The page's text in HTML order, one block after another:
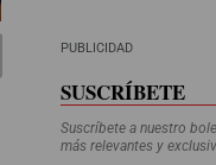
PUBLICIDAD
SUSCRÍBETE
Suscríbete a nuestro
más relevantes y